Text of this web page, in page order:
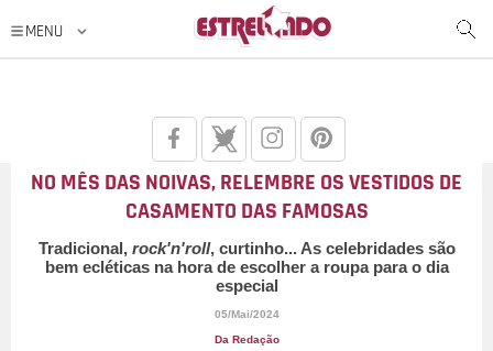
NO MÊS DAS NOIVAS, RELEMBRE OS VESTIDOS DE
CASAMENTO DAS FAMOSAS
Tradicional, rock'n'roll, curtinho... As celebridades são
bem ecléticas na hora de escolher a roupa para o dia
especial
05/Mai/2024
Da Redação